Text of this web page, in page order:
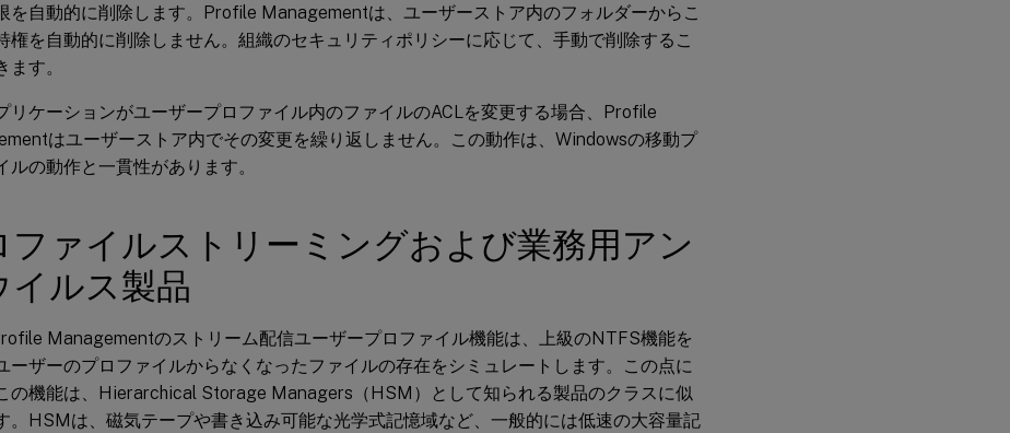
を自動的に削除します。Profile Managementは、ユーザーストア内のフォルダーからこ
権を自動的に削除しません。組織のセキュリティポリシーに応じて、手動で削除するこ
ます。
リケーションがユーザープロファイル内のファイルのACLを変更する場合、Profile
はユーザーストア内でその変更を繰り返しません。この動作は、Windowsの移動プ
ルの動作と一貫性があります。
ファイルストリーミングおよび業務用アン
イルス製品
Managementのストリーム配信ユーザープロファイル機能は、上級のNTFS機能を
ーザーのプロファイルからなくなったファイルの存在をシミュレートします。この点に
の機能は、Hierarchical Storage Managers（HSM）として知られる製品のクラスに似
。HSMは、磁気テープや書き込み可能な光学式記憶域など、一般的には低速の大容量記